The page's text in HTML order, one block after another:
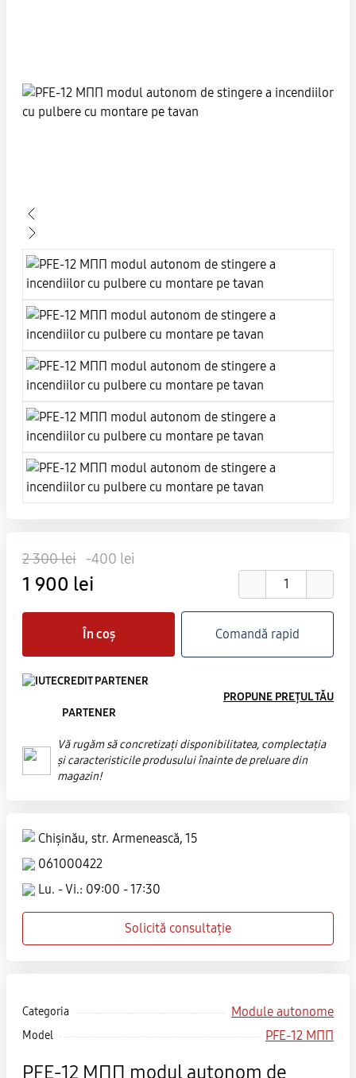
Categoria Module autonome
Model PFE-12 МПП
PFE-12 МПП modul autonom de
2 300 lei -400 lei
1 900 lei
În coș Comandă rapid
PARTENER
PROPUNE PREȚUL TĂU
Vă rugăm să concretizați disponibilitatea, complectația
și caracteristicile produsului înainte de preluare din
magazin!
Chișinău, str. Armenească, 15
061000422
Lu. - Vi.: 09:00 - 17:30
Solicită consultație